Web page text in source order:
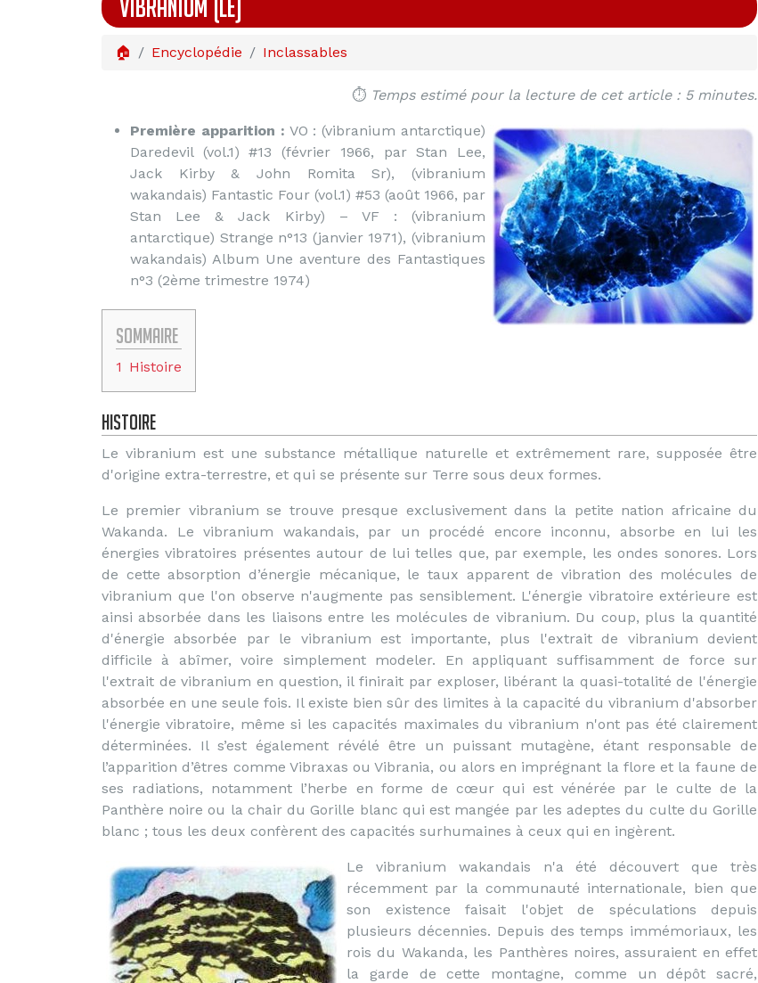
VIBRANIUM (LE)
🏠 Encyclopédie Inclassables
⏱️ Temps estimé pour la lecture de cet article : 5 minutes.
Première apparition : VO : (vibranium antarctique)
Daredevil (vol.1) #13 (février 1966, par Stan Lee,
Jack Kirby & John Romita Sr), (vibranium
wakandais) Fantastic Four (vol.1) #53 (août 1966, par
Stan Lee & Jack Kirby) – VF : (vibranium
antarctique) Strange n°13 (janvier 1971), (vibranium
wakandais) Album Une aventure des Fantastiques
n°3 (2ème trimestre 1974)
Sommaire
1 Histoire
Histoire
Le vibranium est une substance métallique naturelle et extrêmement rare, supposée être
d'origine extra-terrestre, et qui se présente sur Terre sous deux formes.
Le premier vibranium se trouve presque exclusivement dans la petite nation africaine du
Wakanda. Le vibranium wakandais, par un procédé encore inconnu, absorbe en lui les
énergies vibratoires présentes autour de lui telles que, par exemple, les ondes sonores. Lors
de cette absorption d’énergie mécanique, le taux apparent de vibration des molécules de
vibranium que l'on observe n'augmente pas sensiblement. L'énergie vibratoire extérieure est
ainsi absorbée dans les liaisons entre les molécules de vibranium. Du coup, plus la quantité
d'énergie absorbée par le vibranium est importante, plus l'extrait de vibranium devient
difficile à abîmer, voire simplement modeler. En appliquant suffisamment de force sur
l'extrait de vibranium en question, il finirait par exploser, libérant la quasi-totalité de l'énergie
absorbée en une seule fois. Il existe bien sûr des limites à la capacité du vibranium d'absorber
l'énergie vibratoire, même si les capacités maximales du vibranium n'ont pas été clairement
déterminées. Il s’est également révélé être un puissant mutagène, étant responsable de
l’apparition d’êtres comme Vibraxas ou Vibrania, ou alors en imprégnant la flore et la faune de
ses radiations, notamment l’herbe en forme de cœur qui est vénérée par le culte de la
Panthère noire ou la chair du Gorille blanc qui est mangée par les adeptes du culte du Gorille
blanc ; tous les deux confèrent des capacités surhumaines à ceux qui en ingèrent.
Le vibranium wakandais n'a été découvert que très
récemment par la communauté internationale, bien que
son existence faisait l'objet de spéculations depuis
plusieurs décennies. Depuis des temps immémoriaux, les
rois du Wakanda, les Panthères noires, assuraient en effet
la garde de cette montagne, comme un dépôt sacré,